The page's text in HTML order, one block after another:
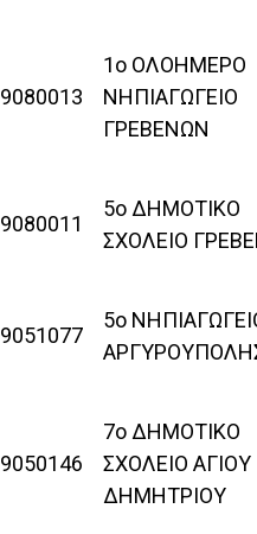
9080013
1ο ΟΛΟΗΜΕΡΟ
ΝΗΠΙΑΓΩΓΕΙΟ
ΓΡΕΒΕΝΩΝ
9080011
5ο ΔΗΜΟΤΙΚΟ
ΣΧΟΛΕΙΟ
9051077
5ο
9050146
7ο ΔΗΜΟΤΙΚΟ
ΣΧΟΛΕΙΟ ΑΓΙΟΥ
ΔΗΜΗΤΡΙΟΥ